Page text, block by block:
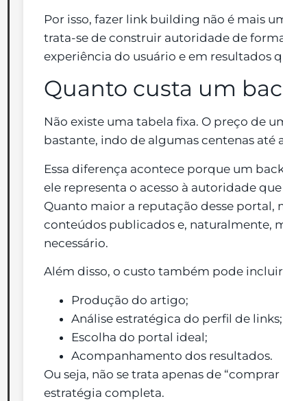
Por isso, fazer link building não é mais
trata-se de construir autoridade de
experiência do usuário e em resultados
Quanto custa um
Não existe uma tabela fixa. O preço de
bastante, indo de algumas centenas
Essa diferença acontece porque um
ele representa o acesso à autoridade
Quanto maior a reputação desse portal,
conteúdos publicados e, naturalmente,
necessário.
Além disso, o custo também pode
Produção do artigo;
Análise estratégica do perfil de links;
Escolha do portal ideal;
Acompanhamento dos resultados.
Ou seja, não se trata apenas de
estratégia completa.